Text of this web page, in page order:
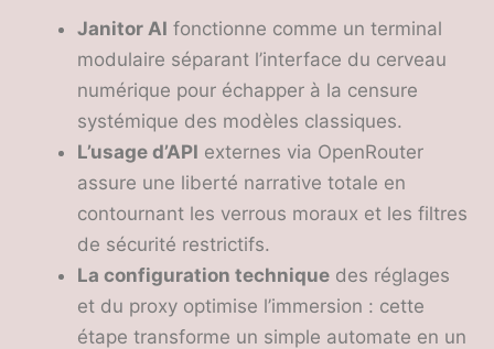
Janitor AI fonctionne comme un terminal
modulaire séparant l’interface du cerveau
numérique pour échapper à la censure
systémique des modèles classiques.
L’usage d’API externes via OpenRouter
assure une liberté narrative totale en
contournant les verrous moraux et les filtres
de sécurité restrictifs.
La configuration technique des réglages
et du proxy optimise l’immersion : cette
étape transforme un simple automate en un